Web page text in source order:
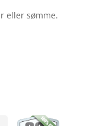
eller sømme.